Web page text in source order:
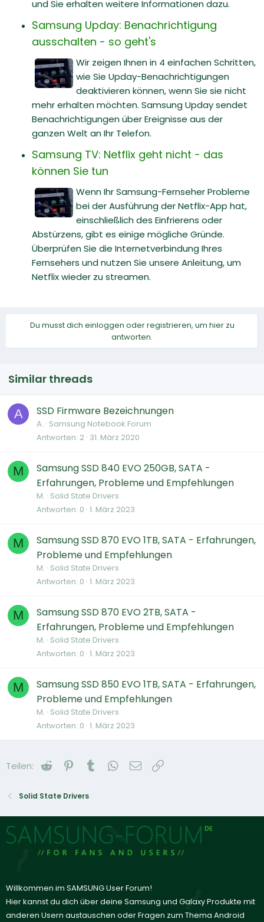
und Sie erhalten weitere Informationen dazu.
Samsung Upday: Benachrichtigung
ausschalten - so geht's
Wir zeigen Ihnen in 4 einfachen Schritten,
wie Sie Upday-Benachrichtigungen
deaktivieren können, wenn Sie sie nicht
mehr erhalten möchten. Samsung Upday sendet
Benachrichtigungen über Ereignisse aus der
ganzen Welt an Ihr Telefon.
Samsung TV: Netflix geht nicht - das
können Sie tun
Wenn Ihr Samsung-Fernseher Probleme
bei der Ausführung der Netflix-App hat,
einschließlich des Einfrierens oder
Abstürzens, gibt es einige mögliche Gründe.
Überprüfen Sie die Internetverbindung Ihres
Fernsehers und nutzen Sie unsere Anleitung, um
Netflix wieder zu streamen.
Du musst dich einloggen oder registrieren, um hier zu
antworten.
Similar threads
A SSD Firmware Bezeichnungen
A. Samsung Notebook Forum
Antworten 2 31. März 2020
M
Samsung SSD 840 EVO 250GB, SATA -
Erfahrungen, Probleme und Empfehlungen
M. Solid State Drivers
Antworten 0 1. März 2023
M
Samsung SSD 870 EVO 1TB, SATA - Erfahrungen,
Probleme und Empfehlungen
M. Solid State Drivers
Antworten 0 1. März 2023
M
Samsung SSD 870 EVO 2TB, SATA -
Erfahrungen, Probleme und Empfehlungen
M. Solid State Drivers
Antworten 0 1. März 2023
M
Samsung SSD 850 EVO 1TB, SATA - Erfahrungen,
Probleme und Empfehlungen
M. Solid State Drivers
Antworten 0 1. März 2023
Teilen: Reddit Pinterest
Tumblr WhatsApp
E-Mail
Solid State Drivers
Willkommen im SAMSUNG User Forum!
Hier kannst du dich über deine Samsung und Galaxy Produkte mit
anderen Usern austauschen oder Fragen zum Thema Android